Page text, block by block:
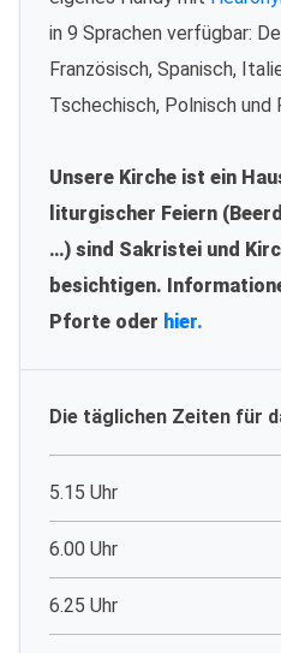
in 9 Sprachen verfügbar:
Französisch, Spanisch,
Tschechisch, Polnisch und
Unsere Kirche ist ein
liturgischer Feiern
…) sind Sakristei und
besichtigen.
Pforte oder hier.
Die täglichen Zeiten für
5.15 Uhr
6.00 Uhr
6.25 Uhr